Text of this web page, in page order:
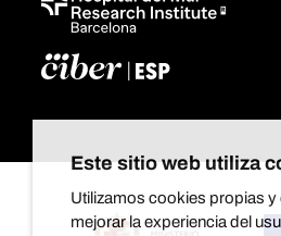
Este sitio web utiliza
Utilizamos cookies propias y
mejorar la experiencia del